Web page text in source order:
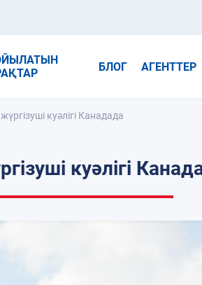
БЛОГ АГЕНТТЕР
куәлігі Канадада
куәлігі